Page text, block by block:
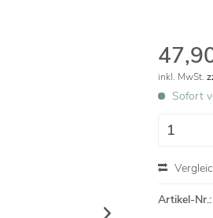
inkl. MwSt.
Sofort
Artikel-Nr.: